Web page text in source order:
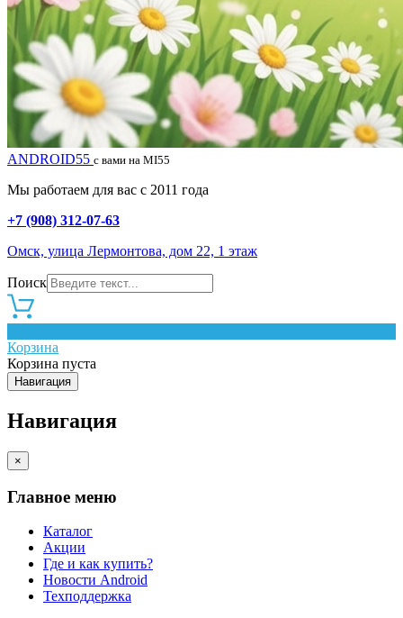
ANDROID55 с вами на MI55
Мы работаем для вас с 2011 года
+7 (908) 312-07-63
Омск, улица Лермонтова, дом 22, 1 этаж
Поиск
Корзина
Корзина пуста
Навигация
Навигация
×
Главное меню
Каталог
Акции
Где и как купить?
Новости Android
Техподдержка